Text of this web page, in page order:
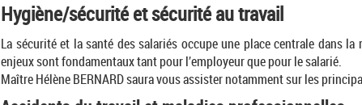
Hygiène/sécurité et sécurité au travail
La sécurité et la santé des salariés occupe une place centrale dans
enjeux sont fondamentaux tant pour l’employeur que pour le salarié.
Maître Hélène BERNARD saura vous assister notamment sur les